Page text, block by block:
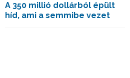
A 350 millió dollárból épült
híd, ami a semmibe vezet